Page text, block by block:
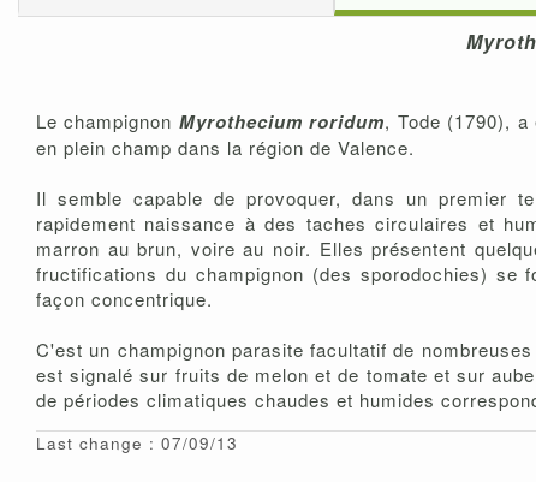
Le champignon Myrothecium roridum, Tode (1790),
en plein champ dans la région de Valence.
Il semble capable de provoquer, dans un premier
rapidement naissance à des taches circulaires et
marron au brun, voire au noir. Elles présentent
fructifications du champignon (des sporodochies)
façon concentrique.
C'est un champignon parasite facultatif de
est signalé sur fruits de melon et de tomate et sur
de périodes climatiques chaudes et humides
Last change : 07/09/13